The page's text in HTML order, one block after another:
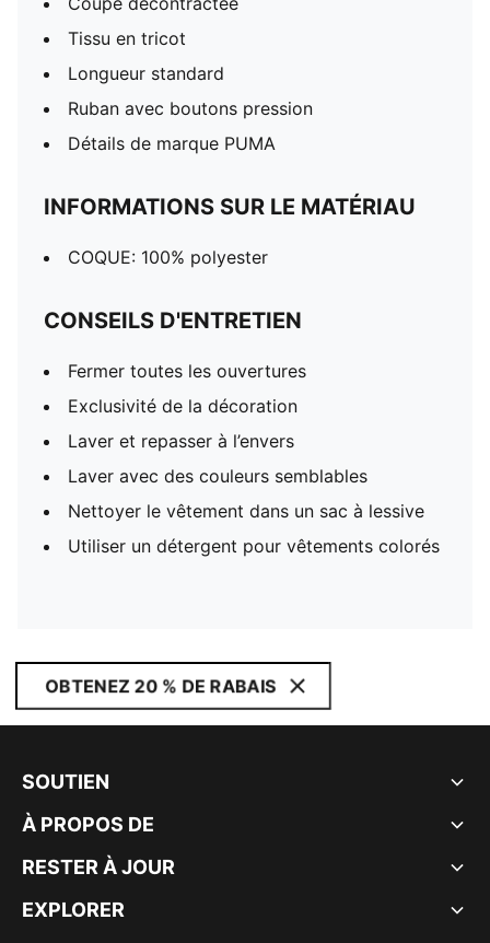
Tissu en tricot
Longueur standard
Ruban avec boutons pression
Détails de marque PUMA
INFORMATIONS SUR LE MATÉRIAU
COQUE: 100% polyester
CONSEILS D'ENTRETIEN
Fermer toutes les ouvertures
Exclusivité de la décoration
Laver et repasser à l’envers
Laver avec des couleurs semblables
Nettoyer le vêtement dans un sac à lessive
Utiliser un détergent pour vêtements colorés
OBTENEZ 20 % DE RABAIS
SOUTIEN
À PROPOS DE
RESTER À JOUR
EXPLORER